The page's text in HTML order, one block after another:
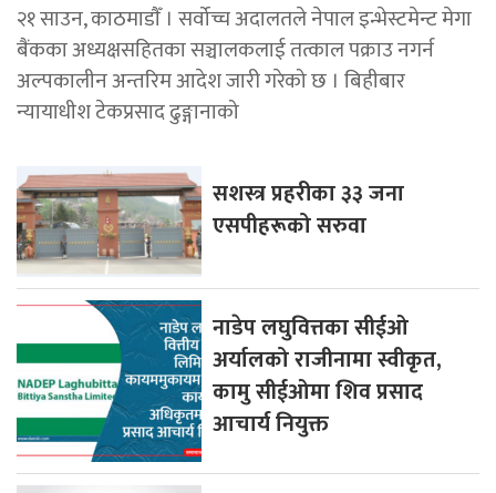
२१ साउन, काठमाडाैँ । सर्वोच्च अदालतले नेपाल इन्भेस्टमेन्ट मेगा
बैंकका अध्यक्षसहितका सञ्चालकलाई तत्काल पक्राउ नगर्न
अल्पकालीन अन्तरिम आदेश जारी गरेको छ । बिहीबार
न्यायाधीश टेकप्रसाद ढुङ्गानाको
सशस्त्र प्रहरीका ३३ जना
एसपीहरूको सरुवा
नाडेप लघुवित्तका सीईओ
अर्यालको राजीनामा स्वीकृत,
कामु सीईओमा शिव प्रसाद
आचार्य नियुक्त